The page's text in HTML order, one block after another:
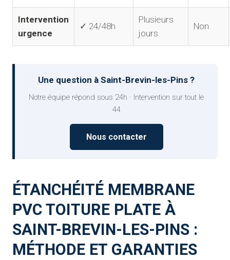
Intervention
urgence
✓ 24/48h
Plusieurs
jours
Non
Une question à Saint-Brevin-les-Pins ?
Notre équipe répond sous 24h · Intervention sur tout le
44
Nous contacter
ÉTANCHÉITÉ MEMBRANE
PVC TOITURE PLATE À
SAINT-BREVIN-LES-PINS :
MÉTHODE ET GARANTIES